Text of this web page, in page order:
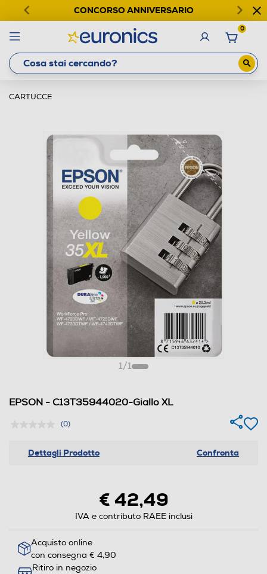
CONCORSO ANNIVERSARIO
0
CARTUCCE
1/1
EPSON - C13T35944020-Giallo XL
(0)
Dettagli Prodotto Confronta
€ 42,49
IVA e contributo RAEE inclusi
Acquisto online
con consegna € 4,90
Ritiro in negozio